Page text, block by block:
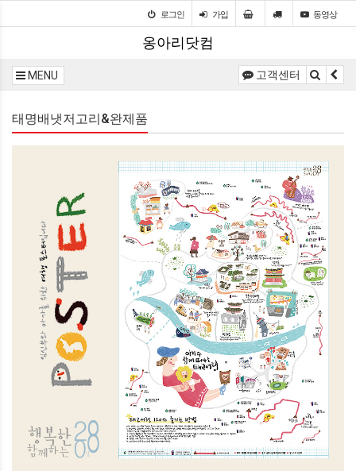
로그인 가입 동영상
옹아리닷컴
MENU 고객센터
태명배냇저고리&완제품